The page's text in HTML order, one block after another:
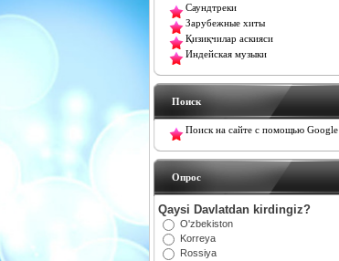
Саундтреки
Зарубежные хиты
Қизиқчилар аскияси
Индейская музыки
Поиск
Поиск на сайте с помощью Google
Oпрос
Qaysi Davlatdan kirdingiz?
O'zbekiston
Korreya
Rossiya